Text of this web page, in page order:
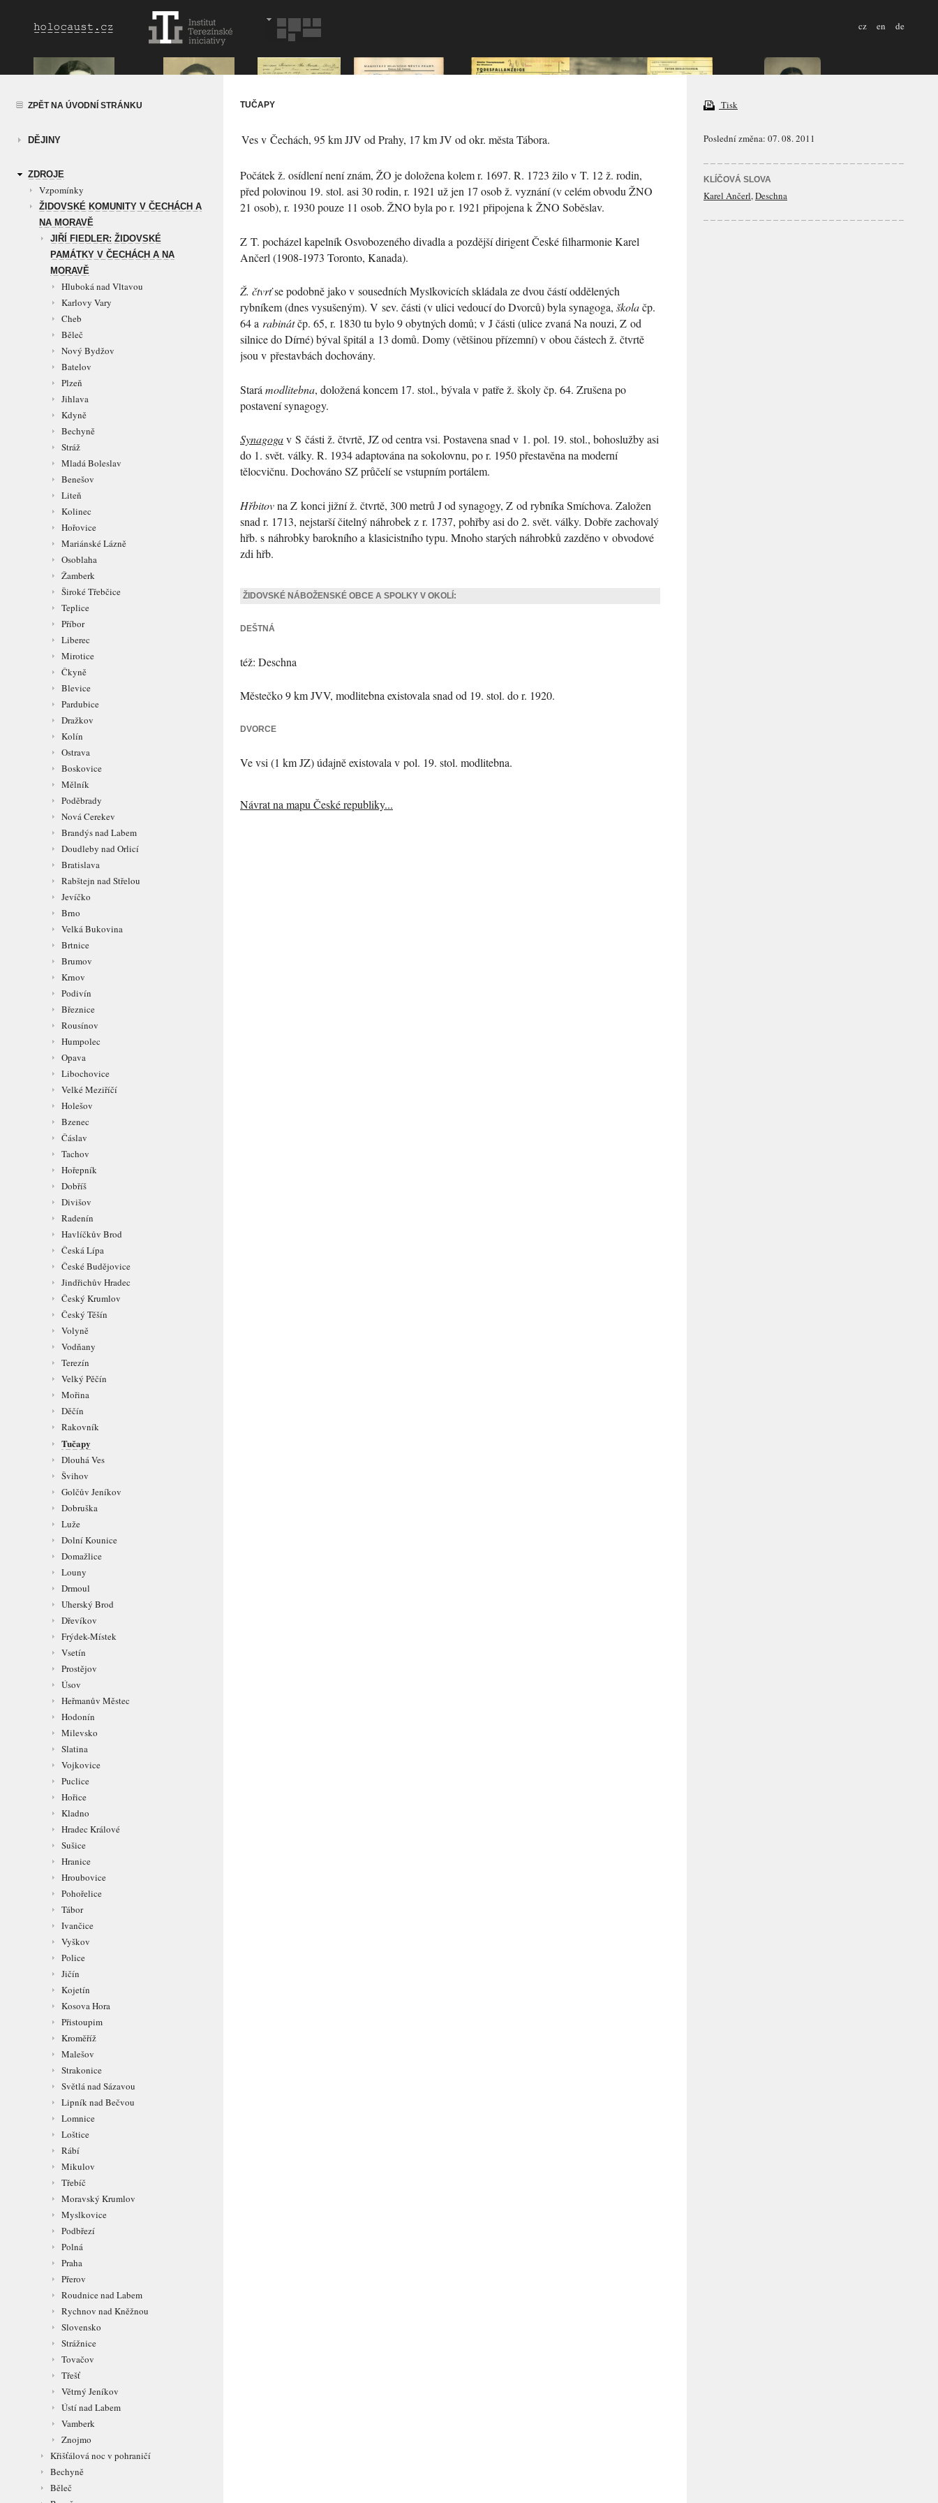
cz en de
ZPĚT NA ÚVODNÍ STRÁNKU
DĚJINY
ZDROJE
Vzpomínky
ŽIDOVSKÉ KOMUNITY V ČECHÁCH A
NA MORAVĚ
JIŘÍ FIEDLER: ŽIDOVSKÉ
PAMÁTKY V ČECHÁCH A NA
MORAVĚ
Hluboká nad Vltavou
Karlovy Vary
Cheb
Běleč
Nový Bydžov
Batelov
Plzeň
Jihlava
Kdyně
Bechyně
Stráž
Mladá Boleslav
Benešov
Liteň
Kolinec
Hořovice
Mariánské Lázně
Osoblaha
Žamberk
Široké Třebčice
Teplice
Příbor
Liberec
Mirotice
Čkyně
Blevice
Pardubice
Dražkov
Kolín
Ostrava
Boskovice
Mělník
Poděbrady
Nová Cerekev
Brandýs nad Labem
Doudleby nad Orlicí
Bratislava
Rabštejn nad Střelou
Jevíčko
Brno
Velká Bukovina
Brtnice
Brumov
Krnov
Podivín
Březnice
Rousínov
Humpolec
Opava
Libochovice
Velké Meziříčí
Holešov
Bzenec
Čáslav
Tachov
Hořepník
Dobříš
Divišov
Radenín
Havlíčkův Brod
Česká Lípa
České Budějovice
Jindřichův Hradec
Český Krumlov
Český Těšín
Volyně
Vodňany
Terezín
Velký Pěčín
Mořina
Děčín
Rakovník
Tučapy
Dlouhá Ves
Švihov
Golčův Jeníkov
Dobruška
Luže
Dolní Kounice
Domažlice
Louny
Drmoul
Uherský Brod
Dřevíkov
Frýdek-Místek
Vsetín
Prostějov
Úsov
Heřmanův Městec
Hodonín
Milevsko
Slatina
Vojkovice
Puclice
Hořice
Kladno
Hradec Králové
Sušice
Hranice
Hroubovice
Pohořelice
Tábor
Ivančice
Vyškov
Police
Jičín
Kojetín
Kosova Hora
Přistoupim
Kroměříž
Malešov
Strakonice
Světlá nad Sázavou
Lipník nad Bečvou
Lomnice
Loštice
Rábí
Mikulov
Třebíč
Moravský Krumlov
Myslkovice
Podbřezí
Polná
Praha
Přerov
Roudnice nad Labem
Rychnov nad Kněžnou
Slovensko
Strážnice
Tovačov
Třešť
Větrný Jeníkov
Ústí nad Labem
Vamberk
Znojmo
Křišťálová noc v pohraničí
Bechyně
Běleč
TUČAPY
Ves v Čechách, 95 km JJV od Prahy, 17 km JV od okr. města Tábora.
Počátek ž. osídlení není znám, ŽO je doložena kolem r. 1697. R. 1723 žilo v T. 12 ž. rodin,
před polovinou 19. stol. asi 30 rodin, r. 1921 už jen 17 osob ž. vyznání (v celém obvodu ŽNO
21 osob), r. 1930 pouze 11 osob. ŽNO byla po r. 1921 připojena k ŽNO Soběslav.
Z T. pocházel kapelník Osvobozeného divadla a pozdější dirigent České filharmonieKarel
Ančerl (1908-1973 Toronto, Kanada).
Ž. čtvrťse podobně jako v sousedních Myslkovicích skládala ze dvou částí oddělených
rybníkem (dnes vysušeným). V sev. části (v ulici vedoucí do Dvorců) byla synagoga, školačp.
64 a rabinátčp. 65, r. 1830 tu bylo 9 obytných domů; v J části (ulice zvaná Na nouzi, Z od
silnice do Dírné) býval špitál a 13 domů. Domy (většinou přízemní) v obou částech ž. čtvrtě
jsou v přestavbách dochovány.
Stará modlitebna, doložená koncem 17. stol., bývala v patře ž. školy čp. 64. Zrušena po
postavení synagogy.
Synagogav S části ž. čtvrtě, JZ od centra vsi. Postavena snad v 1. pol. 19. stol., bohoslužby asi
do 1. svět. války. R. 1934 adaptována na sokolovnu, po r. 1950 přestavěna na moderní
tělocvičnu. Dochováno SZ průčelí se vstupním portálem.
Hřbitovna Z konci jižní ž. čtvrtě, 300 metrů J od synagogy, Z od rybníka Smíchova. Založen
snad r. 1713, nejstarší čitelný náhrobek z r. 1737, pohřby asi do 2. svět. války. Dobře zachovalý
hřb. s náhrobky barokního a klasicistního typu. Mnoho starých náhrobků zazděno v obvodové
zdi hřb.
ŽIDOVSKÉ NÁBOŽENSKÉ OBCE A SPOLKY V OKOLÍ:
DEŠTNÁ
též: Deschna
Městečko 9 km JVV, modlitebna existovala snad od 19. stol. do r. 1920.
DVORCE
Ve vsi (1 km JZ) údajně existovala v pol. 19. stol. modlitebna.
Návrat na mapu České republiky...
Tisk
Poslední změna: 07. 08. 2011
KLÍČOVÁ SLOVA
Karel Ančerl,Deschna